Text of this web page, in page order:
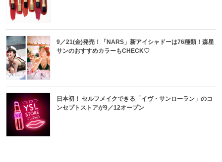
9／21(金)発売！「NARS」新アイシャドーは76種類！森星
サンのおすすめカラーもCHECK♡
日本初！ セルフメイクできる「イヴ・サンローラン」のコ
ンセプトストアが9／12オープン